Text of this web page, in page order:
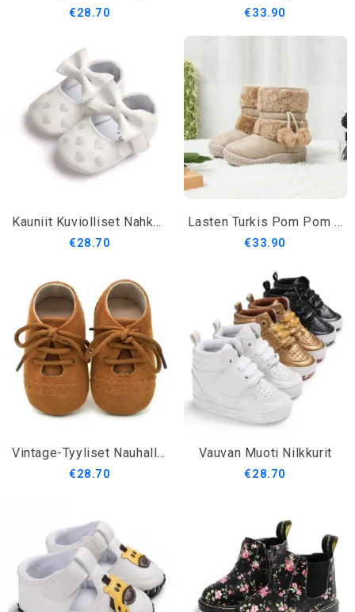
€28.70 €33.90
Kauniit Kuviolliset Nahkaiset Tytön Kengät
€28.70
Lasten Turkis Pom Pom Talvisaappaat
€33.90
Vintage-Tyyliset Nauhalliset Vauvankengät
€28.70
Vauvan Muoti Nilkkurit
€28.70